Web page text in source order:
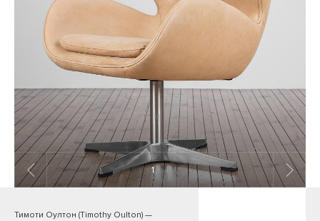
1/ 14
Тимоти Оултон (Timothy Oulton) —